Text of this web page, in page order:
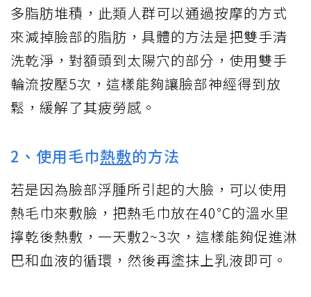
多脂肪堆積，此類人群可以通過按摩的方式
來減掉臉部的脂肪，具體的方法是把雙手清
洗乾淨，對額頭到太陽穴的部分，使用雙手
輪流按壓5次，這樣能夠讓臉部神經得到放
鬆，緩解了其疲勞感。
2、使用毛巾熱敷的方法
若是因為臉部浮腫所引起的大臉，可以使用
熱毛巾來敷臉，把熱毛巾放在40℃的溫水里
擰乾後熱敷，一天敷2~3次，這樣能夠促進淋
巴和血液的循環，然後再塗抹上乳液即可。